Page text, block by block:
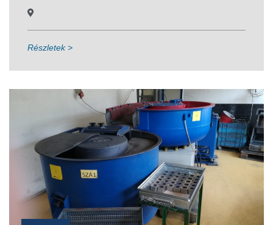
Részletek >